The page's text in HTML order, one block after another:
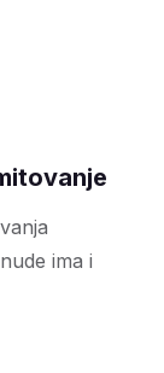
ima i